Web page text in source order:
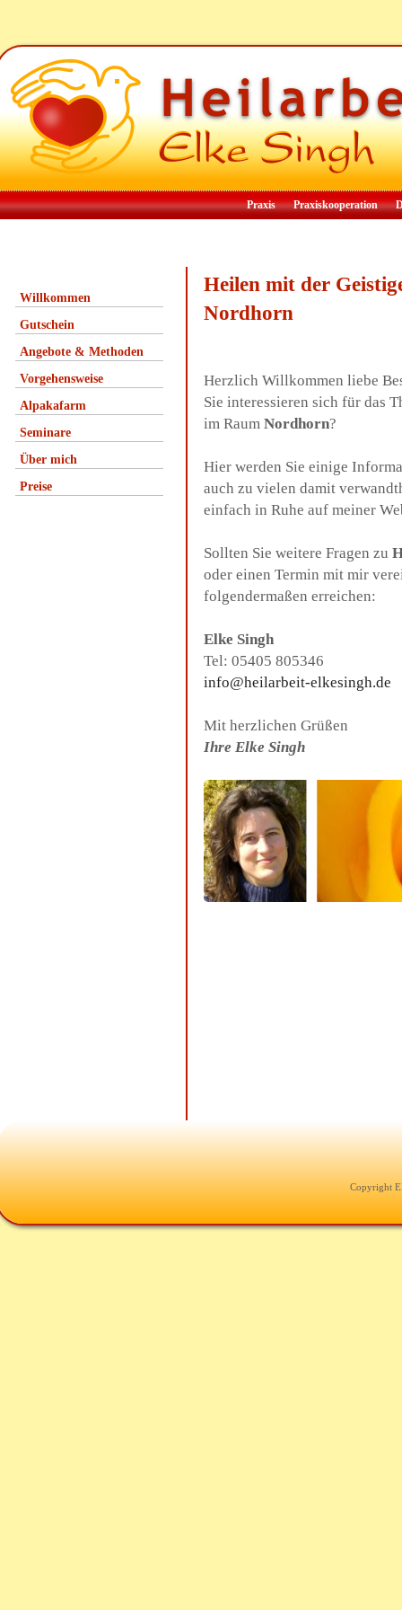
Praxis Praxiskooperation
Willkommen
Gutschein
Angebote & Methoden
Vorgehensweise
Alpakafarm
Seminare
Über mich
Preise
Heilen mit der
Nordhorn
Herzlich Willkommen liebe
Sie interessieren sich für das
im Raum Nordhorn?
Hier werden Sie einige
auch zu vielen damit
einfach in Ruhe auf meiner
Sollten Sie weitere Fragen zu
oder einen Termin mit mir
folgendermaßen erreichen:
Elke Singh
Tel: 05405 805346
info@heilarbeit-elkesingh.de
Mit herzlichen Grüßen
Ihre Elke Singh
Copyright